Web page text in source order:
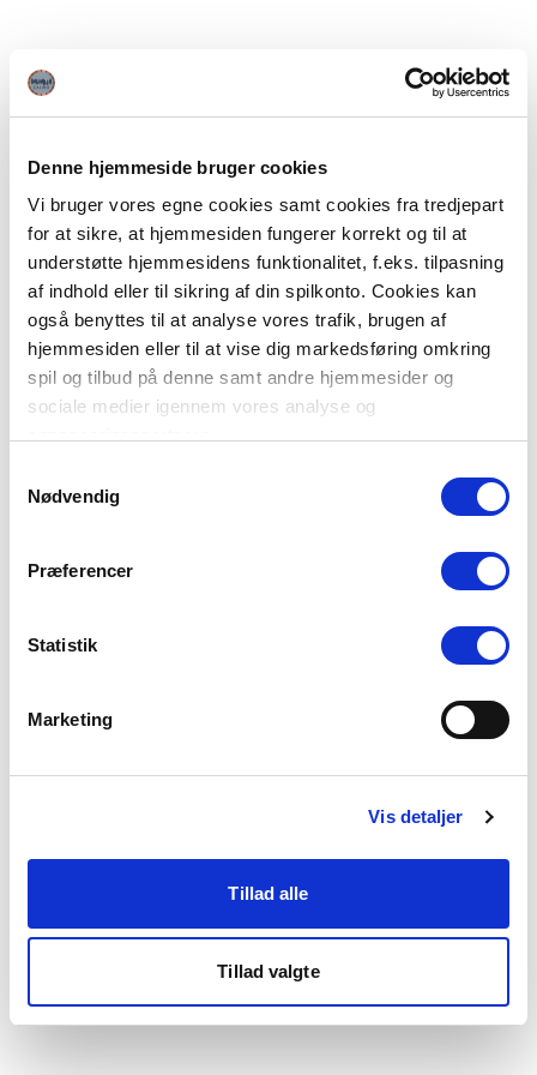
Denne hjemmeside bruger cookies
Vi bruger vores egne cookies samt cookies fra tredjepart
for at sikre, at hjemmesiden fungerer korrekt og til at
understøtte hjemmesidens funktionalitet, f.eks. tilpasning
af indhold eller til sikring af din spilkonto. Cookies kan
også benyttes til at analyse vores trafik, brugen af
hjemmesiden eller til at vise dig markedsføring omkring
spil og tilbud på denne samt andre hjemmesider og
sociale medier igennem vores analyse og
Du kan læse mere om vores brug af cookies under
"Detaljer" eller ved at klikke videre til vores Cookiepolitik,
Nødvendig
Præferencer
Statistik
Marketing
Vis detaljer
Tillad alle
Tillad valgte